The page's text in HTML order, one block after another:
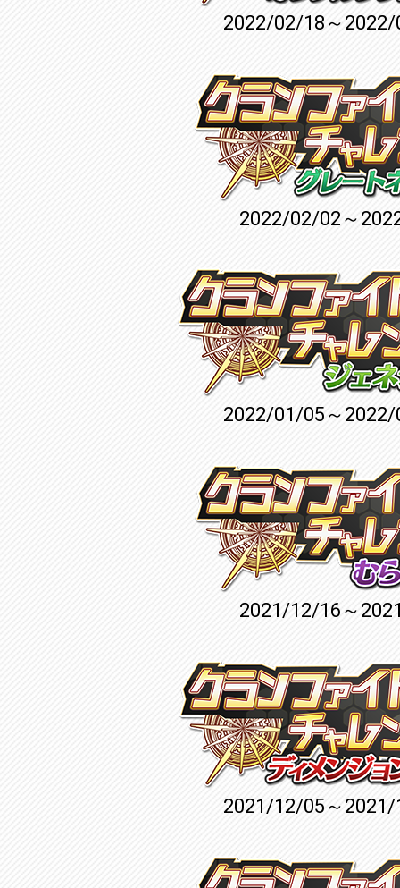
2022/02/18～
2022/02/02～
2022/01/05～
2021/12/16～
2021/12/05～